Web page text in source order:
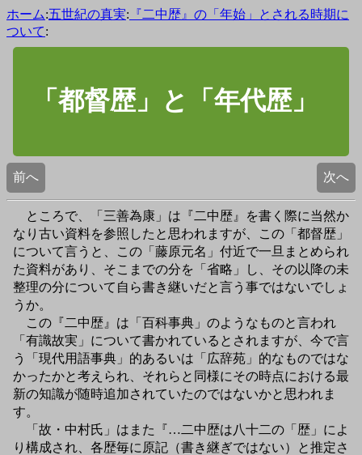
ホーム:五世紀の真実: 『二中歴』の「年始」とされる時期に
ついて:
「都督歴」と「年代歴」
前へ 次へ
ところで、「三善為康」は『二中歴』を書く際に当然か
なり古い資料を参照したと思われますが、この「都督歴」
について言うと、この「藤原元名」付近で一旦まとめられ
た資料があり、そこまでの分を「省略」し、その以降の未
整理の分について自ら書き継いだと言う事ではないでしょ
うか。
この『二中歴』は「百科事典」のようなものと言われ
「有識故実」について書かれているとされますが、今で言
う「現代用語事典」的あるいは「広辞苑」的なものではな
かったかと考えられ、それらと同様にその時点における最
新の知識が随時追加されていたのではないかと思われま
す。
「故・中村氏」はまた『…二中歴は八十二の「歴」によ
り構成され、各歴毎に原記（書き継ぎではない）と推定さ